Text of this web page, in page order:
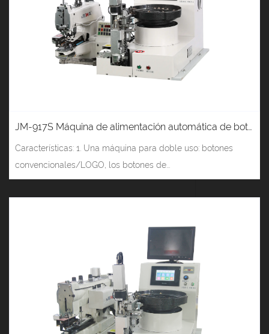
JM-917S Máquina de alimentación automática de botones con reconocimiento de LOGOTIPO (botón vertical)
Características: 1. Una máquina para doble uso: botones
convencionales/LOGO, los botones de...